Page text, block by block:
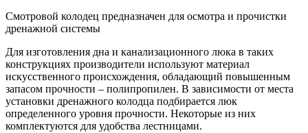
Смотровой колодец предназначен для осмотра и прочистки
дренажной системы
Для изготовления дна и канализационного люка в таких
конструкциях производители используют материал
искусственного происхождения, обладающий повышенным
запасом прочности – полипропилен. В зависимости от места
установки дренажного колодца подбирается люк
определенного уровня прочности. Некоторые из них
комплектуются для удобства лестницами.